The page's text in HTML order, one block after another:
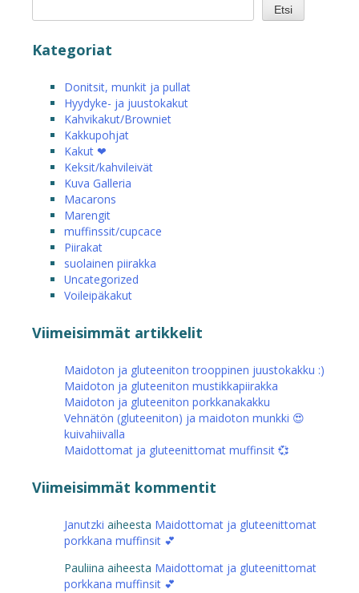
Etsi
Kategoriat
Donitsit, munkit ja pullat
Hyydyke- ja juustokakut
Kahvikakut/Browniet
Kakkupohjat
Kakut ❤
Keksit/kahvileivät
Kuva Galleria
Macarons
Marengit
muffinssit/cupcace
Piirakat
suolainen piirakka
Uncategorized
Voileipäkakut
Viimeisimmät artikkelit
Maidoton ja gluteeniton trooppinen juustokakku :)
Maidoton ja gluteeniton mustikkapiirakka
Maidoton ja gluteeniton porkkanakakku
Vehnätön (gluteeniton) ja maidoton munkki 😍
kuivahiivalla
Maidottomat ja gluteenittomat muffinsit 💞
Viimeisimmät kommentit
Janutzki aiheesta Maidottomat ja gluteenittomat
porkkana muffinsit 💕
Pauliina aiheesta Maidottomat ja gluteenittomat
porkkana muffinsit 💕